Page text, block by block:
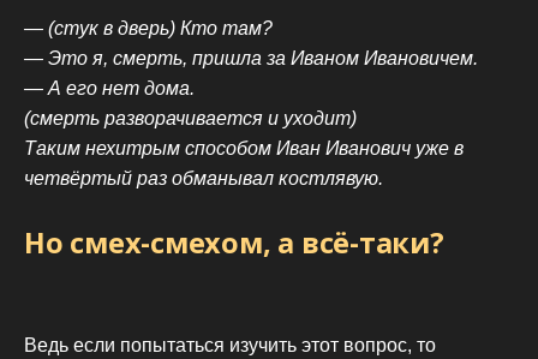
— (стук в дверь) Кто там?
— Это я, смерть, пришла за Иваном Ивановичем.
— А его нет дома.
(смерть разворачивается и уходит)
Таким нехитрым способом Иван Иванович уже в
четвёртый раз обманывал костлявую.
Но смех-смехом, а всё-таки?
Ведь если попытаться изучить этот вопрос, то